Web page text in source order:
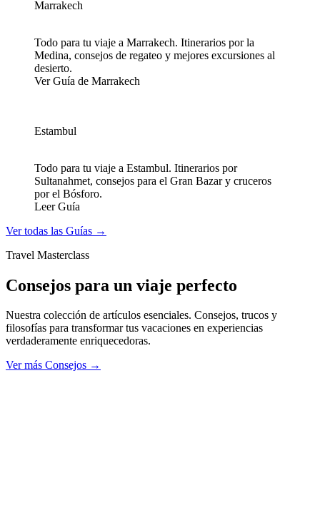
Marrakech
Todo para tu viaje a Marrakech. Itinerarios por la
Medina, consejos de regateo y mejores excursiones al
desierto.
Ver Guía de Marrakech
Estambul
Todo para tu viaje a Estambul. Itinerarios por
Sultanahmet, consejos para el Gran Bazar y cruceros
por el Bósforo.
Leer Guía
Ver todas las Guías →
Travel Masterclass
Consejos para un viaje perfecto
Nuestra colección de artículos esenciales. Consejos, trucos y
filosofías para transformar tus vacaciones en experiencias
verdaderamente enriquecedoras.
Ver más Consejos →